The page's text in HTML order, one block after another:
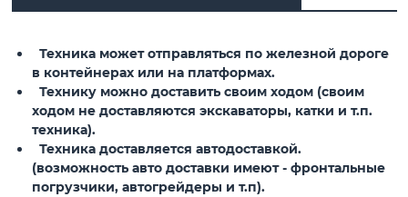
Техника может отправляться по железной дороге
в контейнерах или на платформах.
Технику можно доставить своим ходом (своим
ходом не доставляются экскаваторы, катки и т.п.
техника).
Техника доставляется автодоставкой.
(возможность авто доставки имеют - фронтальные
погрузчики, автогрейдеры и т.п).